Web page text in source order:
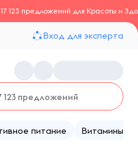
123 предложений для Красоты и
Вход для эксперта
питание Витамины